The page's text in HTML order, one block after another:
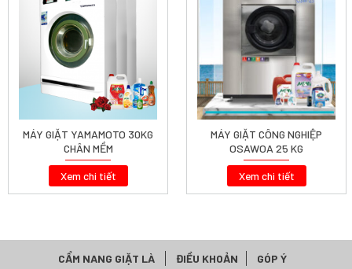
MÁY GIẶT YAMAMOTO 30KG
CHÂN MỀM
Xem chi tiết
MÁY GIẶT CÔNG NGHIỆP
OSAWOA 25 KG
Xem chi tiết
CẨM NANG GIẶT LÀ ĐIỀU KHOẢN GÓP Ý